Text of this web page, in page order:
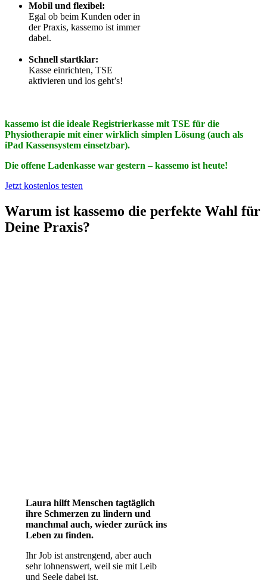
Mobil und flexibel:
Egal ob beim Kunden oder in
der Praxis, kassemo ist immer
dabei.
Schnell startklar:
Kasse einrichten, TSE
aktivieren und los geht’s!
kassemo ist die ideale Registrierkasse mit TSE für die
Physiotherapie mit einer wirklich simplen Lösung (auch als
iPad Kassensystem einsetzbar).
Die offene Ladenkasse war gestern– kassemo ist heute!
Jetzt kostenlos testen
Warum ist kassemo die perfekte Wahl für
Deine Praxis?
Laura hilft Menschen tagtäglich
ihre Schmerzen zu lindern und
manchmal auch, wieder zurück ins
Leben zu finden.
Ihr Job ist anstrengend, aber auch
sehr lohnenswert, weil sie mit Leib
und Seele dabei ist.